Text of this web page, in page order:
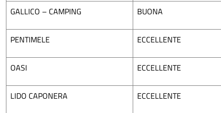
GALLICO – CAMPING BUONA
PENTIMELE ECCELLENTE
OASI ECCELLENTE
LIDO CAPONERA ECCELLENTE